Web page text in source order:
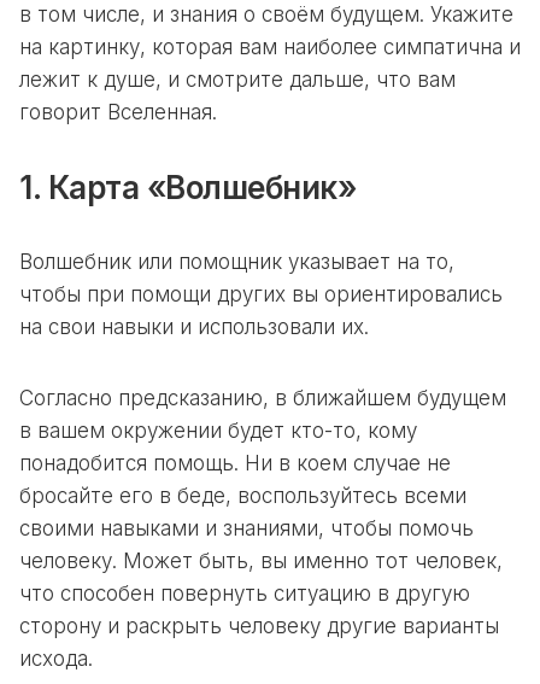
в том числе, и знания о своём будущем. Укажите
на картинку, которая вам наиболее симпатична и
лежит к душе, и смотрите дальше, что вам
говорит Вселенная.
1. Карта «Волшебник»
Волшебник или помощник указывает на то,
чтобы при помощи других вы ориентировались
на свои навыки и использовали их.
Согласно предсказанию, в ближайшем будущем
в вашем окружении будет кто-то, кому
понадобится помощь. Ни в коем случае не
бросайте его в беде, воспользуйтесь всеми
своими навыками и знаниями, чтобы помочь
человеку. Может быть, вы именно тот человек,
что способен повернуть ситуацию в другую
сторону и раскрыть человеку другие варианты
исхода.